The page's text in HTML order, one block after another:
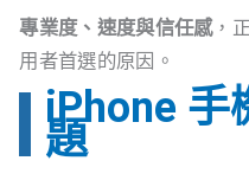
專業度、速度與信任感，
用者首選的原因。
iPhone 手
題